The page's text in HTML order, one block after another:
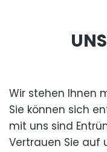
Wir stehen Ihnen
Sie können sich
mit uns sind
Vertrauen Sie auf